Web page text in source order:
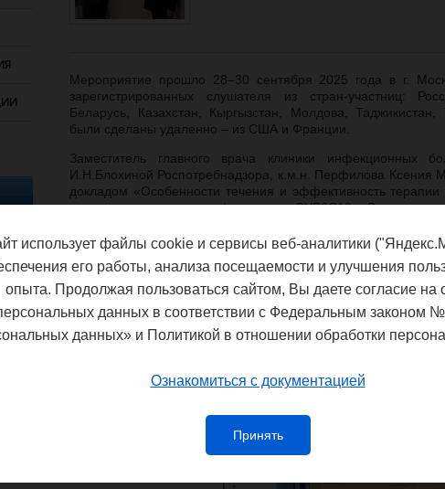
Мероприятие прошло 28–30 сентября 2025 года в г.
зарегистрированных слушателя из стран-участниц:
Беларусь, Казахстан, Кыргызстан, Молдова, Таджикистан,
были сделаны удаленно – из США и Франции.
Заместитель главного врача клиники
И.Н.Блохиной Роспотребнадзора, к.м.н. Перфилова Ксения
докладом «Особенности течения и эффективность
зависимости от полиморфизма гена CYP2C19». Соавторами
Шмакова Т.В., Неумоина Н.В., Шутова И.В., Трошина Т.А.,
Т.В. Работе присужден диплом II степени.
Поздравляем коллег и желаем дальнейших научных
использует файлы cookie и сервисы веб-аналитики
его работы, анализа посещаемости и улучшения
опыта. Продолжая пользоваться сайтом, Вы даете согласие на
данных в соответствии с Федеральным законом
данных» и Политикой в отношении обработки
Ознакомиться с документацией
Принять